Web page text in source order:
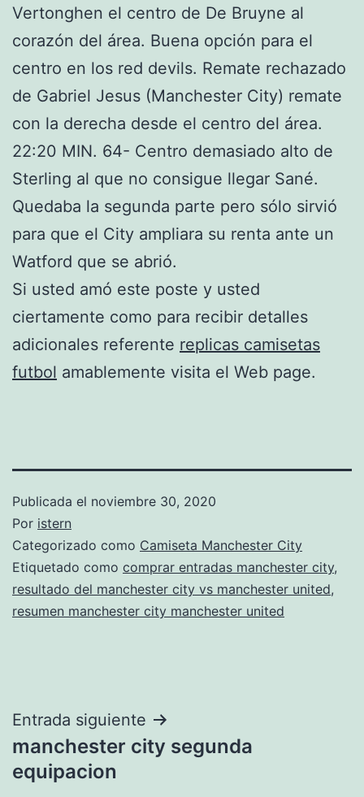
Vertonghen el centro de De Bruyne al
corazón del área. Buena opción para el
centro en los red devils. Remate rechazado
de Gabriel Jesus (Manchester City) remate
con la derecha desde el centro del área.
22:20 MIN. 64- Centro demasiado alto de
Sterling al que no consigue llegar Sané.
Quedaba la segunda parte pero sólo sirvió
para que el City ampliara su renta ante un
Watford que se abrió.
Si usted amó este poste y usted
ciertamente como para recibir detalles
adicionales referente replicas camisetas
futbol amablemente visita el Web page.
Publicada el noviembre 30, 2020
Por istern
Categorizado como Camiseta Manchester City
Etiquetado como comprar entradas manchester city,
resultado del manchester city vs manchester united,
resumen manchester city manchester united
Navegación
de
Entrada siguiente
manchester city segunda
equipacion